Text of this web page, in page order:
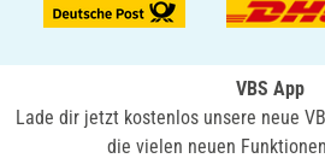
VBS App
Lade dir jetzt kostenlos unsere neue
die vielen neuen